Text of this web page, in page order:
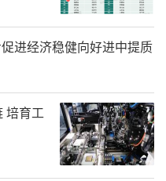
进经济稳健向好进中提质
培育工